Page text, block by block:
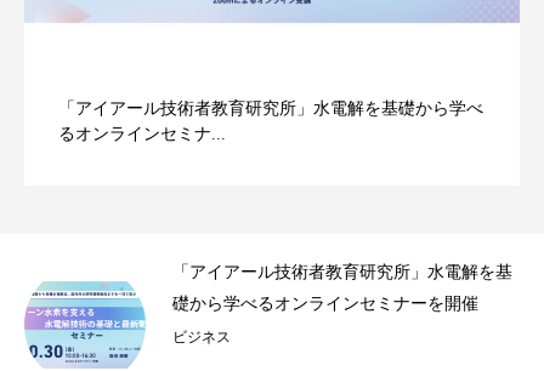
「アイアール技術者教育研究所」水電解を基礎から学べ
るオンラインセミナ...
「アイアール技術者教育研究所」水電解を基
礎から学べるオンラインセミナーを開催
ビジネス